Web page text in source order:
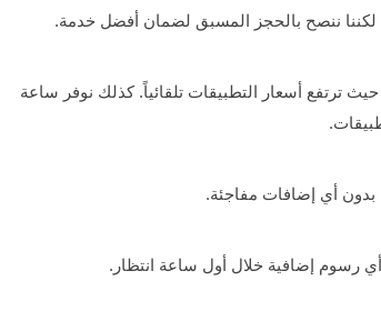
لكننا ننصح بالحجز المسبق لضمان أفضل خدمة.
أسعار التطبيقات تلقائياً. كذلك نوفر ساعة
أي إضافات مفاجئة.
رسوم إضافية خلال أول ساعة انتظار.